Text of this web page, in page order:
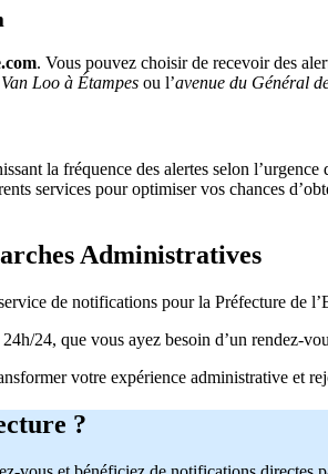
. Vous pouvez choisir de recevoir des
Loo à Étampes ou l’avenue du Général
la fréquence des alertes selon
services pour optimiser vos chances
Administratives
de notifications pour la Préfecture de
24, que vous ayez besoin d’un rendez-
votre expérience administrative et
?